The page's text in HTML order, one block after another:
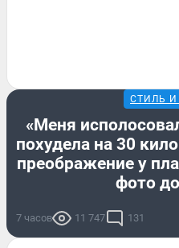
СТИЛЬ И
«Меня
похудела на 30
преображение у
фото
7 часов 11 747 131